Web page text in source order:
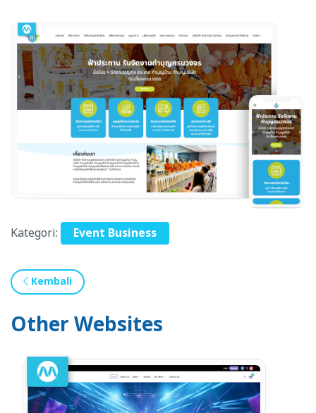
Kategori: Event Business
Kembali
Other Websites